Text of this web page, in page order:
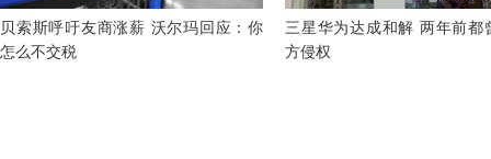
贝索斯呼吁友商涨薪 沃尔玛回应：你
怎么不交税
三星华为达成和解 两年前都
方侵权